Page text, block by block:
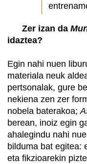
Zer izan da
idaztea?
Egin nahi nuen
materiala neuk
pertsonalak, gure
nekiena zen zer
nobela baterakoa;
berean, inoiz egin
ahalegindu nahi
bilduma bat egitea:
eta fikzioarekin